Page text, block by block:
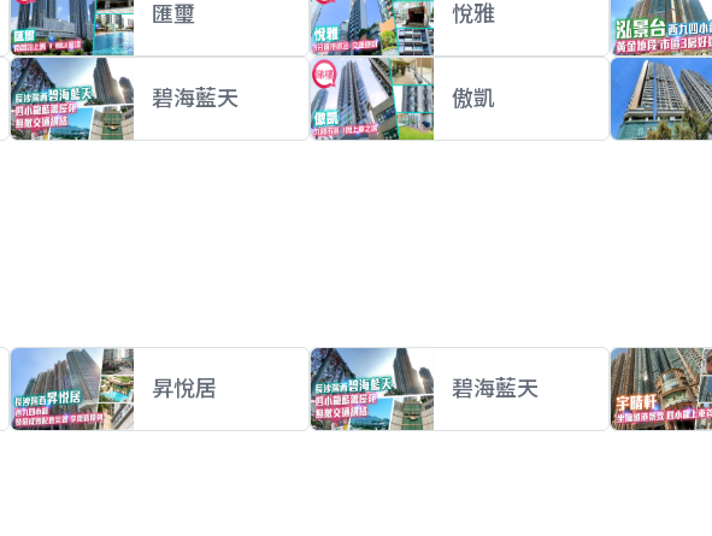
匯璽 悅雅
碧海藍天 傲凱
昇悅居 碧海藍天